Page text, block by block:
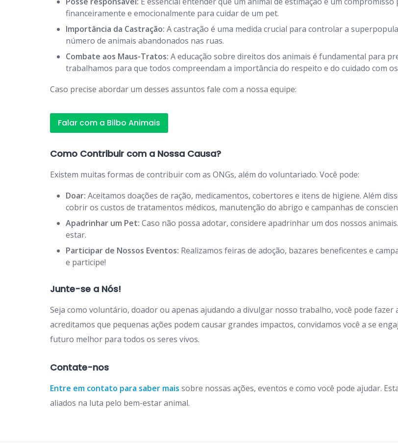
financeiramente e emocionalmente para cuidar de um pet.
Importância da Castração: A castração é uma medida crucial para controlar a
número de animais abandonados nas ruas.
Combate aos Maus-Tratos: A educação sobre direitos dos animais é fundamental para
trabalhamos para que todos compreendam a importância do respeito e do cuidado com
Caso precise abordar um desses assuntos fale com a nossa equipe:
Falar com a Bilbo Animais
Como Contribuir com a Nossa Causa?
Existem muitas formas de contribuir com as ONGs, além do voluntariado. Você pode:
Doar: Aceitamos doações de ração, medicamentos, cobertores e itens de higiene. Além
cobrir os custos de tratamentos médicos, manutenção do abrigo e campanhas de
Apadrinhar um Pet: Caso não possa adotar, considere apadrinhar um dos nossos
estar.
Participar de Nossos Eventos: Realizamos feiras de adoção, bazares beneficentes e
e participe!
Junte-se a Nós!
Seja como voluntário, doador ou apenas ajudando a divulgar nosso trabalho, você pode fazer
acreditamos que pequenas ações podem causar grandes impactos, convidamos você a se
futuro melhor para todos os seres vivos.
Contate-nos
Entre em contato para saber mais sobre nossas ações, eventos e como você pode ajudar.
aliados na luta pelo bem-estar animal.